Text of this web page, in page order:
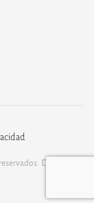
Desarrolla: